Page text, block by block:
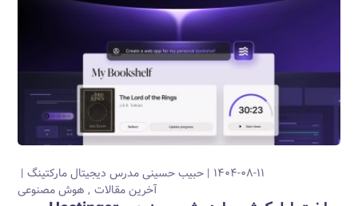
۱۴۰۴-۰۸-۱۱ حبیب حسینیمدرس دیجیتال مارکتینگ
آخرین مقالات
هوش مصنوعی